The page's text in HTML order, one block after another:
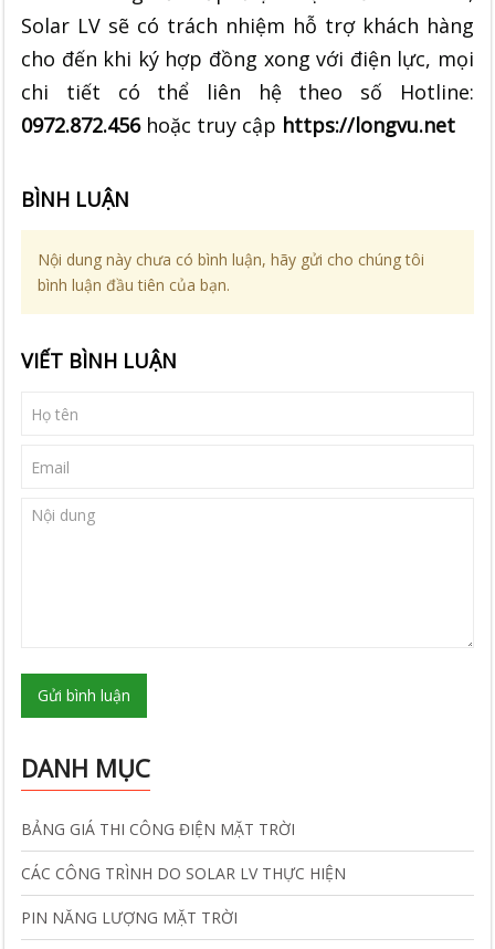
Solar LV sẽ có trách nhiệm hỗ trợ khách hàng
cho đến khi ký hợp đồng xong với điện lực, mọi
chi tiết có thể liên hệ theo số Hotline:
0972.872.456hoặc truy cập https://longvu.net
BÌNH LUẬN
Nội dung này chưa có bình luận, hãy gửi cho chúng tôi
bình luận đầu tiên của bạn.
VIẾT BÌNH LUẬN
Gửi bình luận
DANH MỤC
BẢNG GIÁ THI CÔNG ĐIỆN MẶT TRỜI
CÁC CÔNG TRÌNH DO SOLAR LV THỰC HIỆN
PIN NĂNG LƯỢNG MẶT TRỜI